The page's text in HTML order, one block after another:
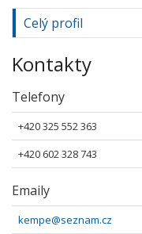
Celý profil
Kontakty
Telefony
+420 325 552 363
+420 602 328 743
Emaily
kempe@seznam.cz